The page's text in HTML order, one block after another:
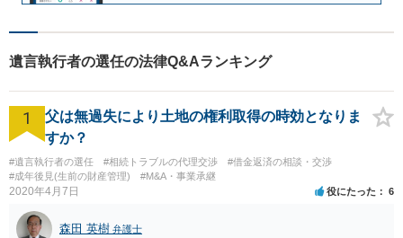
遺言執行者の選任の法律Q&Aランキング
1
父は無過失により土地の権利取得の時効となりま
すか？
#遺言執行者の選任 #相続トラブルの代理交渉
#借金返済の相談・交渉
#成年後見(生前の財産管理)
#M&A・事業承継
2020年4月7日 役にたった 6
森田 英樹 弁護士